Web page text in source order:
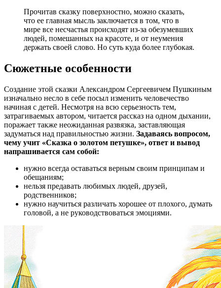
Прочитав сказку поверхностно, можно сказать,
что ее главная мысль заключается в том, что в
мире все несчастья происходят из-за обезумевших
людей, помешанных на красоте, и от неумения
держать своей слово. Но суть куда более глубокая.
Сюжетные особенности
Создание этой сказки Александром Сергеевичем Пушкиным
изначально несло в себе посыл изменить человечество
начиная с детей. Несмотря на всю серьезность тем,
затрагиваемых автором, читается рассказ на одном дыхании,
поражает также неожиданная развязка, заставляющая
задуматься над правильностью жизни. Задаваясь вопросом,
чему учит «Сказка о золотом петушке», ответ и вывод
напрашивается сам собой:
нужно всегда оставаться верным своим принципам и
обещаниям;
нельзя предавать любимых людей, друзей,
родственников;
нужно научиться различать хорошее от плохого, думать
головой, а не руководствоваться эмоциями.